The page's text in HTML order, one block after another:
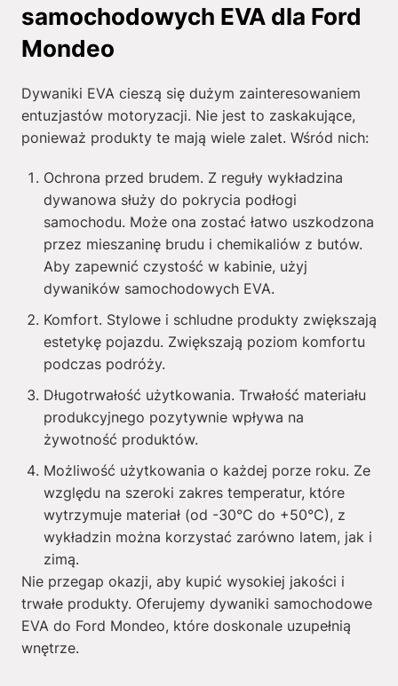
samochodowych EVA dla Ford
Mondeo
Dywaniki EVA cieszą się dużym zainteresowaniem
entuzjastów motoryzacji. Nie jest to zaskakujące,
ponieważ produkty te mają wiele zalet. Wśród nich:
Ochrona przed brudem. Z reguły wykładzina
dywanowa służy do pokrycia podłogi
samochodu. Może ona zostać łatwo uszkodzona
przez mieszaninę brudu i chemikaliów z butów.
Aby zapewnić czystość w kabinie, użyj
dywaników samochodowych EVA.
Komfort. Stylowe i schludne produkty zwiększają
estetykę pojazdu. Zwiększają poziom komfortu
podczas podróży.
Długotrwałość użytkowania. Trwałość materiału
produkcyjnego pozytywnie wpływa na
żywotność produktów.
Możliwość użytkowania o każdej porze roku. Ze
względu na szeroki zakres temperatur, które
wytrzymuje materiał (od -30°C do +50°C), z
wykładzin można korzystać zarówno latem, jak i
zimą.
Nie przegap okazji, aby kupić wysokiej jakości i
trwałe produkty. Oferujemy dywaniki samochodowe
EVA do Ford Mondeo, które doskonale uzupełnią
wnętrze.